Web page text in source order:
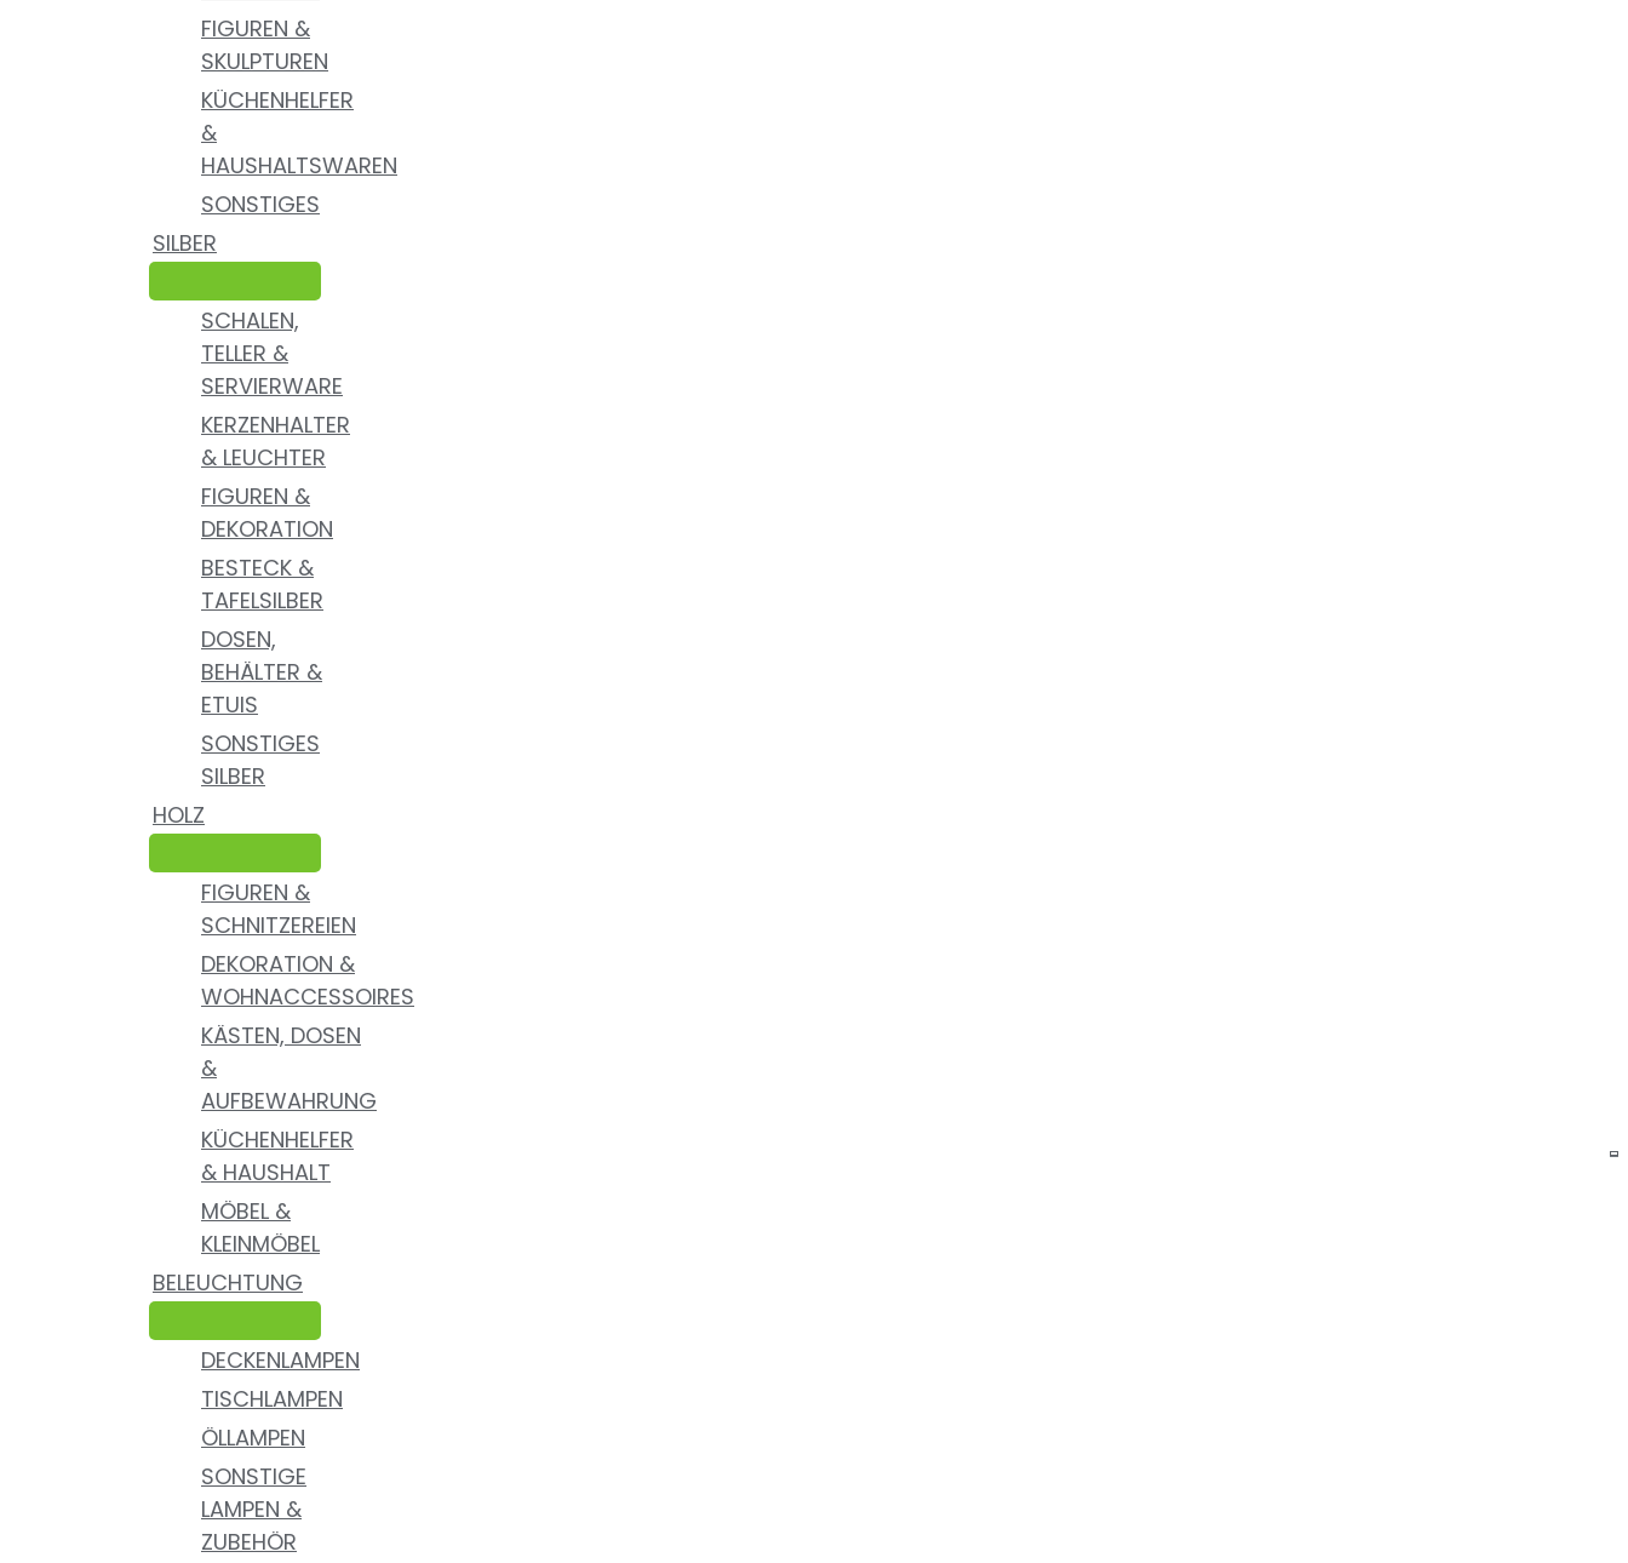
FIGUREN &
SKULPTUREN
KÜCHENHELFER
&
HAUSHALTSWAREN
SONSTIGES
SILBER
SCHALEN,
TELLER &
SERVIERWARE
KERZENHALTER
& LEUCHTER
FIGUREN &
DEKORATION
BESTECK &
TAFELSILBER
DOSEN,
BEHÄLTER &
ETUIS
SONSTIGES
SILBER
HOLZ
FIGUREN &
SCHNITZEREIEN
DEKORATION &
WOHNACCESSOIRES
KÄSTEN, DOSEN
&
AUFBEWAHRUNG
KÜCHENHELFER
& HAUSHALT
MÖBEL &
KLEINMÖBEL
BELEUCHTUNG
DECKENLAMPEN
TISCHLAMPEN
ÖLLAMPEN
SONSTIGE
LAMPEN &
ZUBEHÖR